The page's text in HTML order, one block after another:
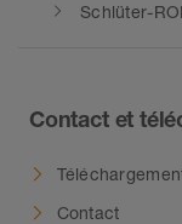
Schlüter-
Contact et
Contact